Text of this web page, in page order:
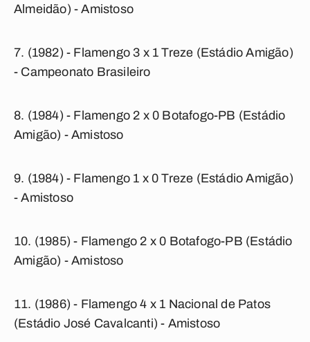
Almeidão) - Amistoso
(1982) - Flamengo 3 x 1 Treze (Estádio Amigão)
- Campeonato Brasileiro
(1984) - Flamengo 2 x 0 Botafogo-PB (Estádio
Amigão) - Amistoso
(1984) - Flamengo 1 x 0 Treze (Estádio Amigão)
- Amistoso
(1985) - Flamengo 2 x 0 Botafogo-PB (Estádio
Amigão) - Amistoso
(1986) - Flamengo 4 x 1 Nacional de Patos
(Estádio José Cavalcanti) - Amistoso